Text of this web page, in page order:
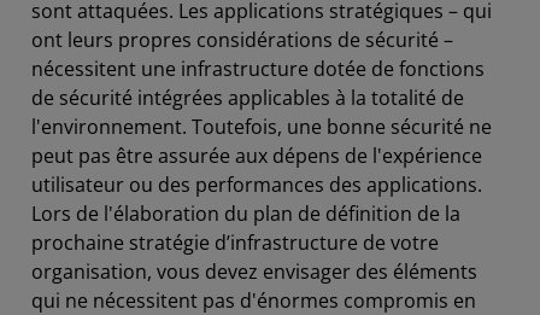
sont attaquées. Les applications stratégiques – qui
ont leurs propres considérations de sécurité –
nécessitent une infrastructure dotée de fonctions
de sécurité intégrées applicables à la totalité de
l'environnement. Toutefois, une bonne sécurité ne
peut pas être assurée aux dépens de l'expérience
utilisateur ou des performances des applications.
Lors de l'élaboration du plan de définition de la
prochaine stratégie d’infrastructure de votre
organisation, vous devez envisager des éléments
qui ne nécessitent pas d'énormes compromis en